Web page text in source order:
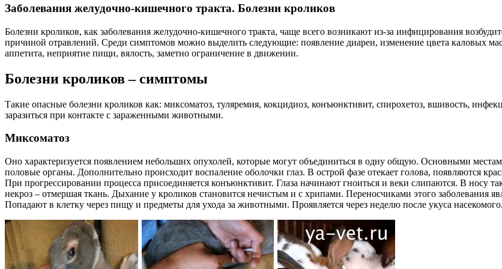
Заболевания желудочно-кишечного тракта. Болезни кроликов
Болезни кроликов, как заболевания желудочно-кишечного тракта, чаще всего возникают из-за инфицирования
причиной отравлений. Среди симптомов можно выделить следующие: появление диареи, изменение цвета каловых
аппетита, неприятие пищи, вялость, заметно ограничение в движении.
Болезни кроликов – симптомы
Такие опасные болезни кроликов как: миксоматоз, туляремия, кокцидиоз, конъюнктивит, спирохетоз, вшивость,
заразиться при контакте с зараженными животными.
Миксоматоз
Оно характеризуется появлением небольших опухолей, которые могут объединиться в одну общую. Основными
половые органы. Дополнительно происходит воспаление оболочки глаз. В острой фазе отекает голова, появляются
При прогрессировании процесса присоединяется конъюнктивит. Глаза начинают гноиться и веки слипаются. В носу
некроз – отмершая ткань. Дыхание у кроликов становится нечистым и с хрипами. Переносчиками этого заболевания
Попадают в клетку через пищу и предметы для ухода за животными. Проявляется через неделю после укуса